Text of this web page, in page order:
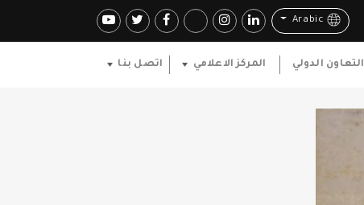
Arabic
التعاون الدولي المركز الاعلامي اتصل بنا